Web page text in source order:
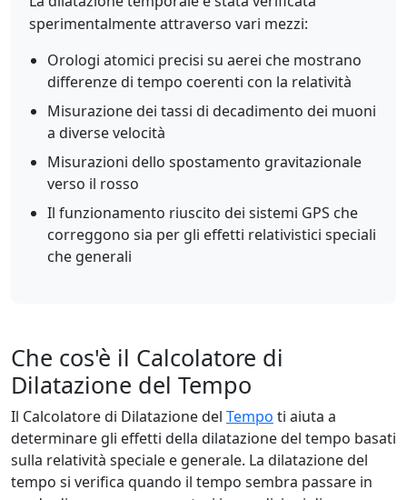
sperimentalmente attraverso vari mezzi:
Orologi atomici precisi su aerei che mostrano
differenze di tempo coerenti con la relatività
Misurazione dei tassi di decadimento dei muoni
a diverse velocità
Misurazioni dello spostamento gravitazionale
verso il rosso
Il funzionamento riuscito dei sistemi GPS che
correggono sia per gli effetti relativistici speciali
che generali
Che cos'è il Calcolatore di
Dilatazione del Tempo
Il Calcolatore di Dilatazione del Tempo ti aiuta a
determinare gli effetti della dilatazione del tempo basati
sulla relatività speciale e generale. La dilatazione del
tempo si verifica quando il tempo sembra passare in